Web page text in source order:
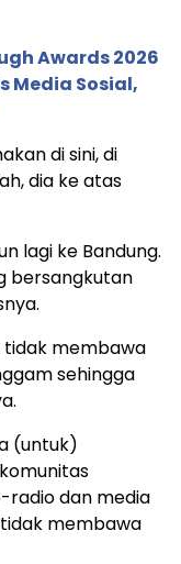
Awards 2026
Media Sosial,
di sini, di
dia ke atas
lagi ke Bandung.
bersangkutan
tidak membawa
sehingga
(untuk)
radio dan media
membawa